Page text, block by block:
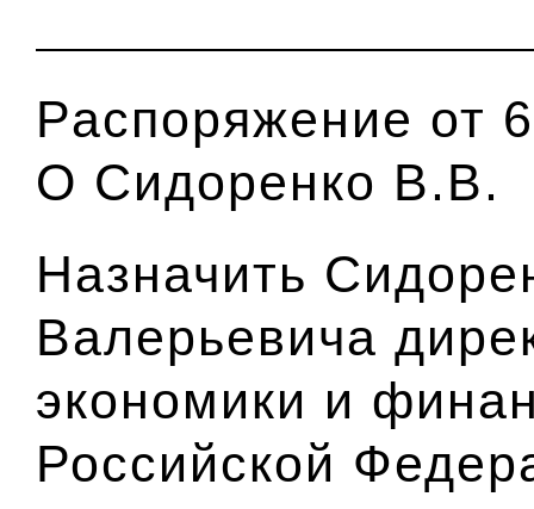
Распоряжение от
О Сидоренко В.В.
Назначить
Валерьевича
экономики и
Российской